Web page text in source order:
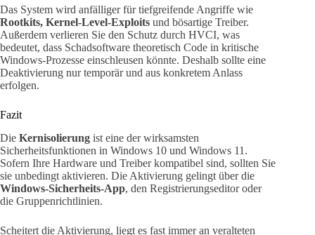
Das System wird anfälliger für tiefgreifende Angriffe wie
Rootkits, Kernel-Level-Exploits und bösartige Treiber.
Außerdem verlieren Sie den Schutz durch HVCI, was
bedeutet, dass Schadsoftware theoretisch Code in kritische
Windows-Prozesse einschleusen könnte. Deshalb sollte eine
Deaktivierung nur temporär und aus konkretem Anlass
erfolgen.
Fazit
Die Kernisolierung ist eine der wirksamsten
Sicherheitsfunktionen in Windows 10 und Windows 11.
Sofern Ihre Hardware und Treiber kompatibel sind, sollten Sie
sie unbedingt aktivieren. Die Aktivierung gelingt über die
Windows-Sicherheits-App, den Registrierungseditor oder
die Gruppenrichtlinien.
Scheitert die Aktivierung, liegt es fast immer an veralteten